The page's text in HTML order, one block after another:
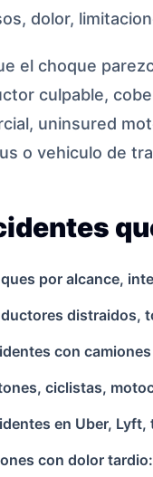
dolor,
el choque
culpable,
uninsured
o vehiculo de
por alcance,
distraidos,
con
ciclistas,
en Uber,
con dolor